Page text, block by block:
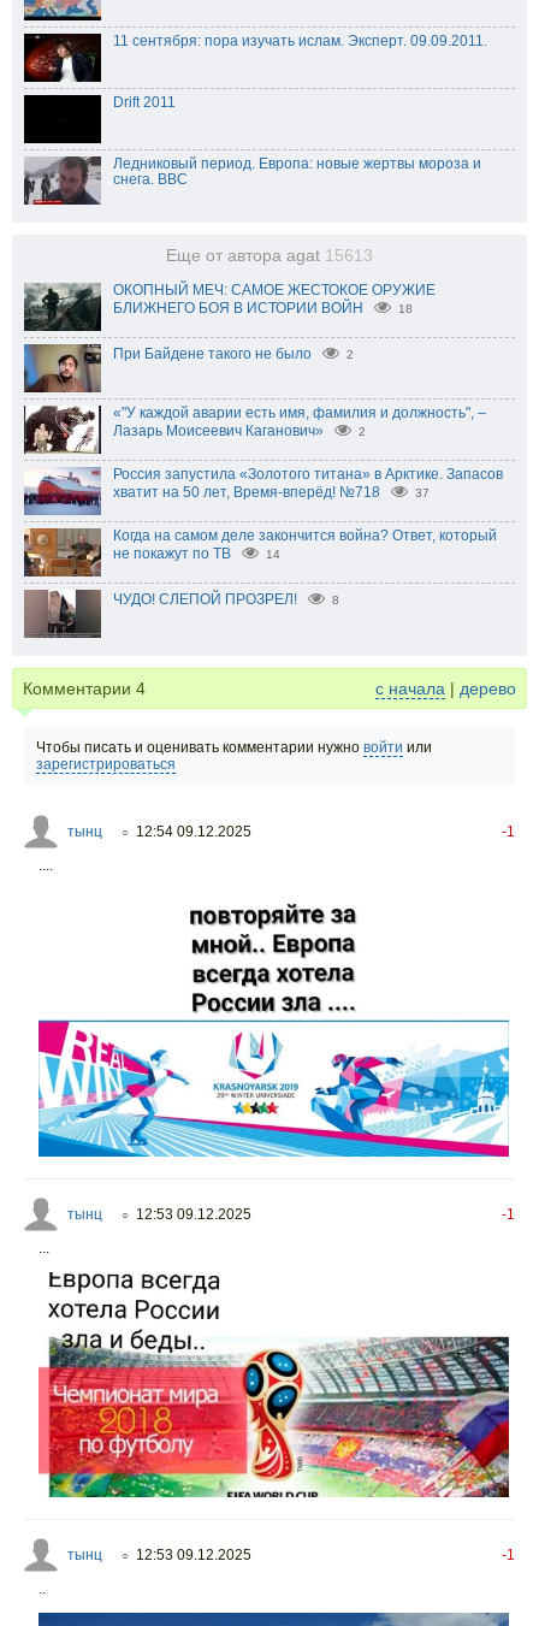
11 сентября: пора изучать ислам. Эксперт. 09.09.2011.
Drift 2011
Ледниковый период. Европа: новые жертвы мороза и
снега. BBC
Еще от автора agat 15613
ОКОПНЫЙ МЕЧ: САМОЕ ЖЕСТОКОЕ ОРУЖИЕ
БЛИЖНЕГО БОЯ В ИСТОРИИ ВОЙН
18
При Байдене такого не было 2
«"У каждой аварии есть имя, фамилия и должность", –
Лазарь Моисеевич Каганович»
2
Россия запустила «Золотого титана» в Арктике. Запасов
хватит на 50 лет, Время-вперёд! №718
37
Когда на самом деле закончится война? Ответ, который
не покажут по ТВ
14
ЧУДО! СЛЕПОЙ ПРОЗРЕЛ! 8
Комментарии 4 с начала | дерево
Чтобы писать и оценивать комментарии нужно войти или
зарегистрироваться
тынц ○ 12:54 09.12.2025
-1
....
тынц ○ 12:53 09.12.2025
-1
...
тынц ○ 12:53 09.12.2025
-1